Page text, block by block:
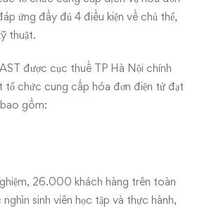
ứng đầy đủ 4 điều kiện về chủ thể,
thuật.
được cục thuế TP Hà Nội chính
tổ chức cung cấp hóa đơn điện tử đạt
gồm:
26.000 khách hàng trên toàn
sinh viên học tập và thực hành,